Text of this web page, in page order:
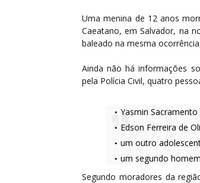
Uma menina de 12 anos
Caeatano, em Salvador, na
baleado na mesma
Ainda não há informações
pela Polícia Civil, quatro
Yasmin
Edson Ferreira de
um outro
um segundo
Segundo moradores da